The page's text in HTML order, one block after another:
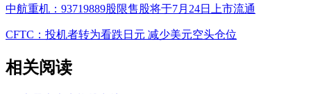
中航重机：93719889股限售股将于7月24日上市流通
CFTC：投机者转为看跌日元 减少美元空头仓位
相关阅读